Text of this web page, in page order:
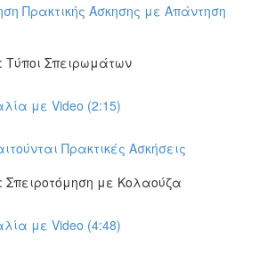
Πρακτικής Άσκησης με Απάντηση
Τύποι Σπειρωμάτων
με Video (2:15)
Πρακτικές Ασκήσεις
Σπειροτόμηση με Κολαούζα
με Video (4:48)